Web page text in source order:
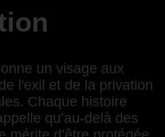
un visage aux
l'exil et de la privation
Chaque histoire
qu’au-delà des